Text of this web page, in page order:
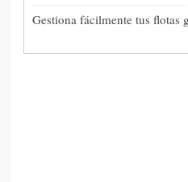
Gestiona fácilmente tus flotas